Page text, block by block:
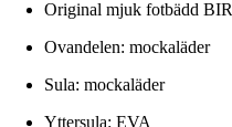
Original mjuk fotbädd
Ovandelen: mockaläder
Sula: mockaläder
Yttersula: EVA